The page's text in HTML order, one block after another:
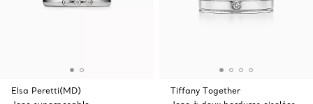
Elsa Peretti(MD)
Tiffany Together